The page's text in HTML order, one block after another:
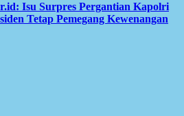
Isu Surpres Pergantian Kapolri
Tetap Pemegang Kewenangan